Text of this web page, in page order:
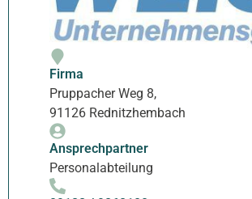
Firma
Pruppacher Weg 8,
91126 Rednitzhembach
Ansprechpartner
Personalabteilung